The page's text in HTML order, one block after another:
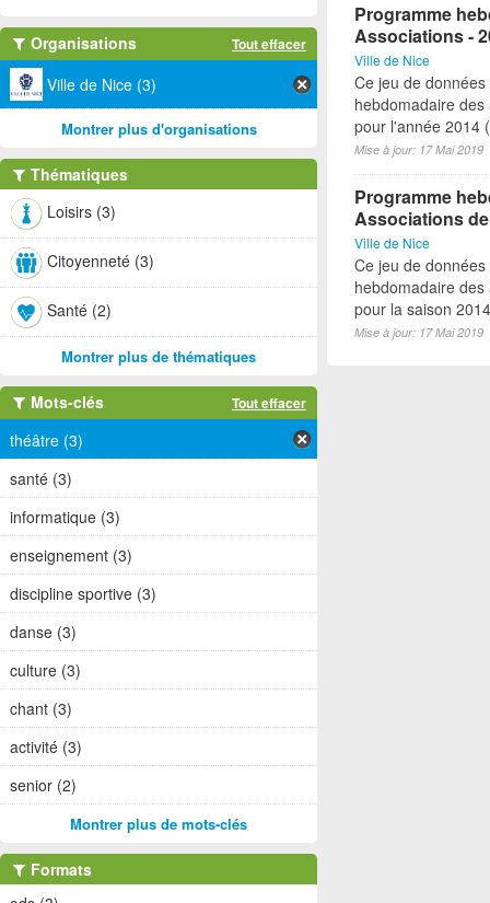
Programme
Associations -
Ville de Nice
Ce jeu de
hebdomadaire
pour l'année 2014
Mise à jour: 17 Mai 2019
Programme
Associations
Ville de Nice
Ce jeu de
hebdomadaire
pour la saison
Mise à jour: 17 Mai 2019
Organisations Tout effacer
Ville de Nice (3)
Montrer plus d'organisations
Thématiques
Loisirs (3)
Citoyenneté (3)
Santé (2)
Montrer plus de thématiques
Mots-clés Tout effacer
théâtre (3)
santé (3)
informatique (3)
enseignement (3)
discipline sportive (3)
danse (3)
culture (3)
chant (3)
activité (3)
senior (2)
Montrer plus de mots-clés
Formats